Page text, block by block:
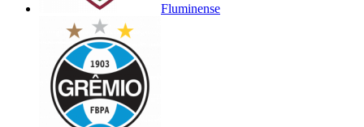
Fluminense